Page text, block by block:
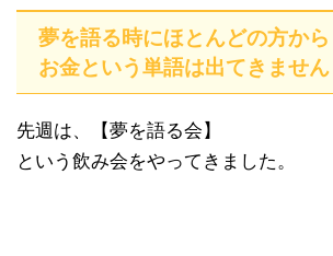
夢を語る時にほとんどの方から
お金という単語は出てきません
先週は、【夢を語る会】
という飲み会をやってきました。